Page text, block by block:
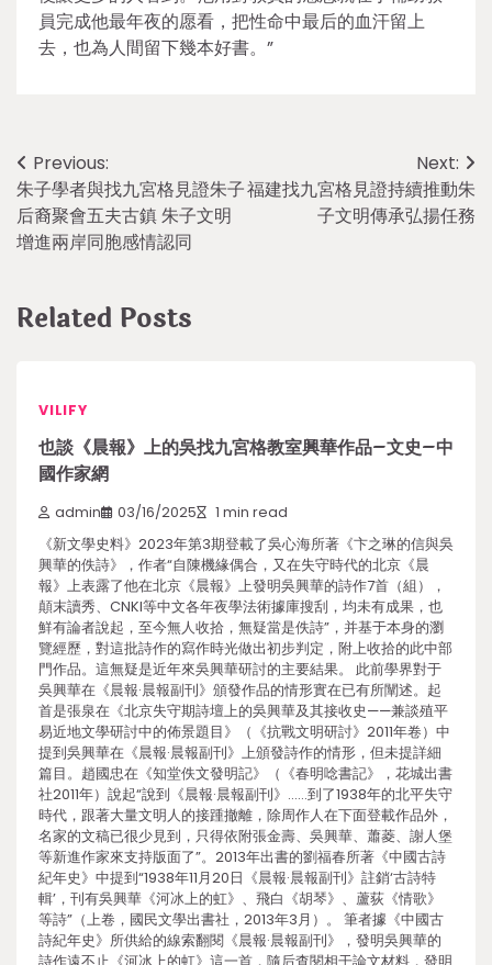
員完成他最年夜的愿看，把性命中最后的血汗留上
去，也為人間留下幾本好書。”
Post
navigation
Previous:
朱子學者與找九宮格見證朱子
后裔聚會五夫古鎮 朱子文明
增進兩岸同胞感情認同
Next:
福建找九宮格見證持續推動朱
子文明傳承弘揚任務
Related Posts
VILIFY
也談《晨報》上的吳找九宮格教室興華作品–文史–中
國作家網
admin 03/16/2025 1 min read
《新文學史料》2023年第3期登載了吳心海所著《卞之琳的信與吳
興華的佚詩》，作者“自陳機緣偶合，又在失守時代的北京《晨
報》上表露了他在北京《晨報》上發明吳興華的詩作7首（組），
顛末讀秀、CNKI等中文各年夜學法術據庫搜刮，均未有成果，也
鮮有論者說起，至今無人收拾，無疑當是佚詩”，并基于本身的瀏
覽經歷，對這批詩作的寫作時光做出初步判定，附上收拾的此中部
門作品。這無疑是近年來吳興華研討的主要結果。 此前學界對于
吳興華在《晨報·晨報副刊》頒發作品的情形實在已有所闡述。起
首是張泉在《北京失守期詩壇上的吳興華及其接收史——兼談殖平
易近地文學研討中的佈景題目》（《抗戰文明研討》2011年卷）中
提到吳興華在《晨報·晨報副刊》上頒發詩作的情形，但未提詳細
篇目。趙國忠在《知堂佚文發明記》（《春明唸書記》，花城出書
社2011年）說起“說到《晨報·晨報副刊》……到了1938年的北平失守
時代，跟著大量文明人的接踵撤離，除周作人在下面登載作品外，
名家的文稿已很少見到，只得依附張金壽、吳興華、蕭菱、謝人堡
等新進作家來支持版面了”。2013年出書的劉福春所著《中國古詩
紀年史》中提到“1938年11月20日《晨報·晨報副刊》註銷‘古詩特
輯’，刊有吳興華《河冰上的虹》、飛白《胡琴》、蘆荻《情歌》
等詩”（上卷，國民文學出書社，2013年3月）。 筆者據《中國古
詩紀年史》所供給的線索翻閱《晨報·晨報副刊》，發明吳興華的
詩作遠不止《河冰上的虹》這一首，隨后查閱相干論文材料，發明